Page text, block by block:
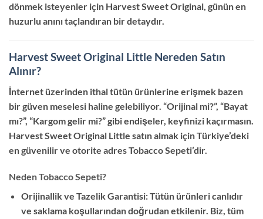
dönmek isteyenler için Harvest Sweet Original, günün en
huzurlu anını taçlandıran bir detaydır.
Harvest Sweet Original Little Nereden Satın
Alınır?
İnternet üzerinden ithal tütün ürünlerine erişmek bazen
bir güven meselesi haline gelebiliyor. “Orijinal mi?”, “Bayat
mı?”, “Kargom gelir mi?” gibi endişeler, keyfinizi kaçırmasın.
Harvest Sweet Original Little satın almak için Türkiye’deki
en güvenilir ve otorite adres Tobacco Sepeti’dir.
Neden Tobacco Sepeti?
Orijinallik ve Tazelik Garantisi: Tütün ürünleri canlıdır
ve saklama koşullarından doğrudan etkilenir. Biz, tüm